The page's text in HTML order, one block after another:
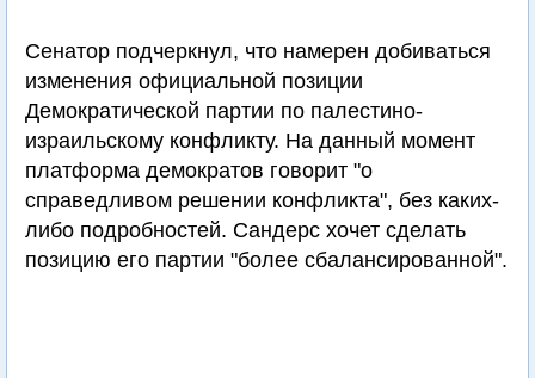
Сенатор подчеркнул, что намерен добиваться
изменения официальной позиции
Демократической партии по палестино-
израильскому конфликту. На данный момент
платформа демократов говорит "о
справедливом решении конфликта", без каких-
либо подробностей. Сандерс хочет сделать
позицию его партии "более сбалансированной".